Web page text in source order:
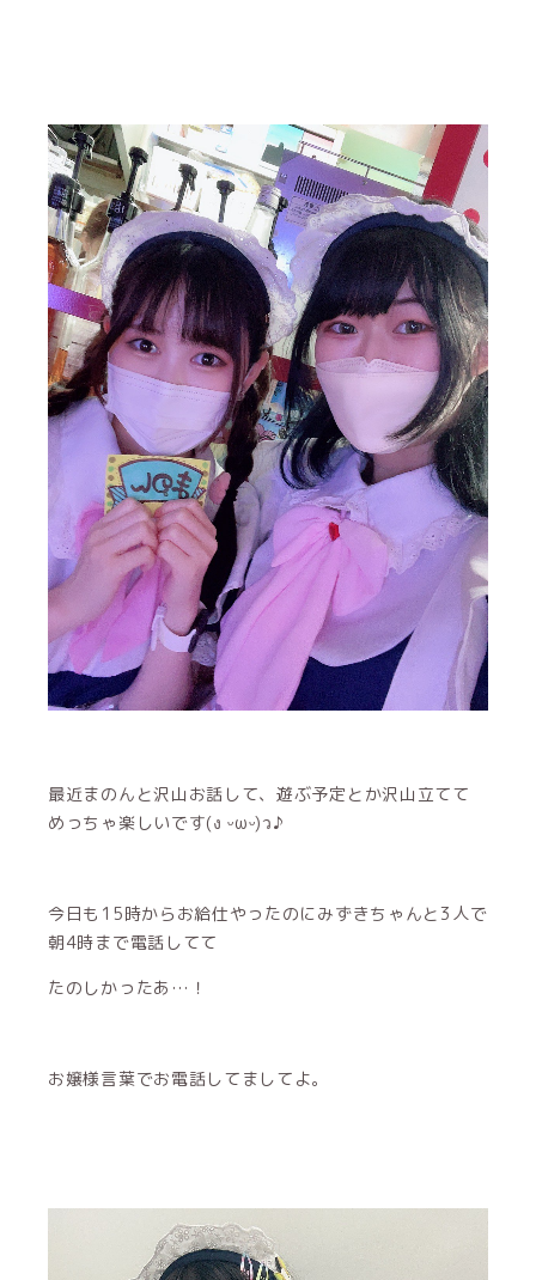
最近まのんと沢山お話して、遊ぶ予定とか沢山立てて
めっちゃ楽しいです(ง ᵕωᵕ)ว♪
今日も15時からお給仕やったのにみずきちゃんと3人で
朝4時まで電話してて
たのしかったあ…！
お嬢様言葉でお電話してましてよ。